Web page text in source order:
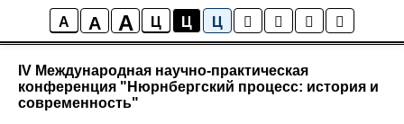
A A A Ц Ц Ц
Новости
IV Международная научно-практическая
конференция "Нюрнбергский процесс: история и
современность"